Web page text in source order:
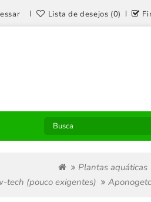
Lista de desejos (0)
Plantas aquáticas
tech (pouco exigentes)